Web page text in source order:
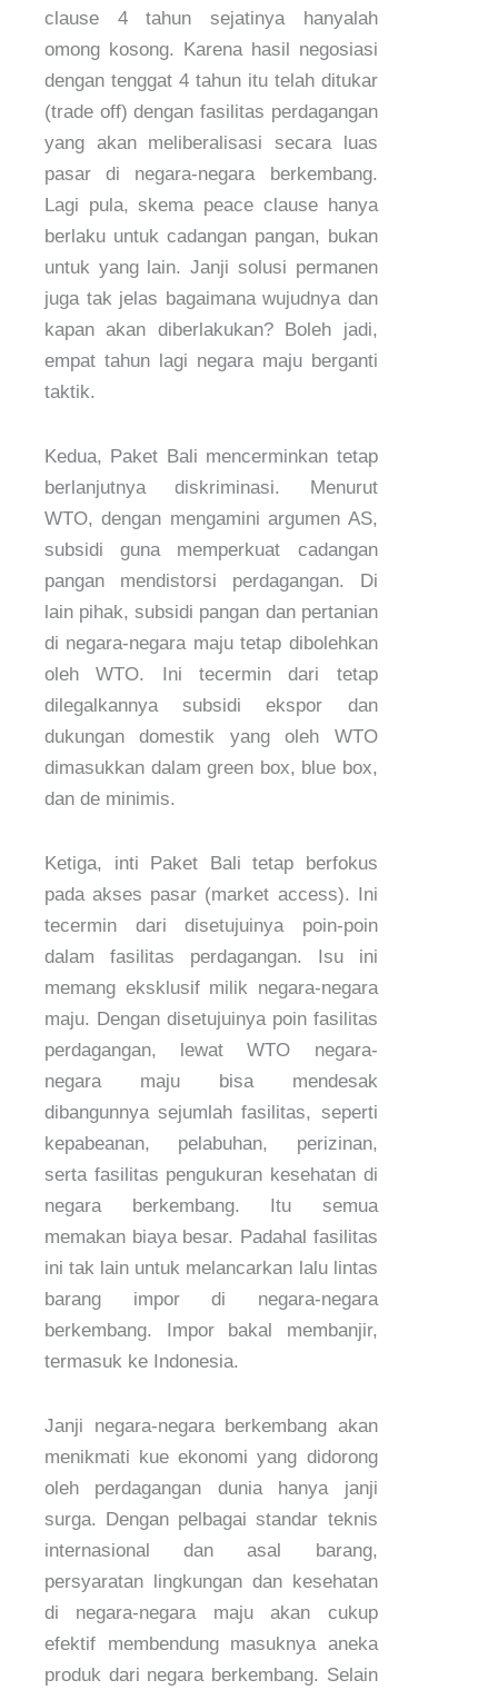
clause 4 tahun sejatinya hanyalah
omong kosong. Karena hasil negosiasi
dengan tenggat 4 tahun itu telah ditukar
(trade off) dengan fasilitas perdagangan
yang akan meliberalisasi secara luas
pasar di negara-negara berkembang.
Lagi pula, skema peace clause hanya
berlaku untuk cadangan pangan, bukan
untuk yang lain. Janji solusi permanen
juga tak jelas bagaimana wujudnya dan
kapan akan diberlakukan? Boleh jadi,
empat tahun lagi negara maju berganti
taktik.
Kedua, Paket Bali mencerminkan tetap
berlanjutnya diskriminasi. Menurut
WTO, dengan mengamini argumen AS,
subsidi guna memperkuat cadangan
pangan mendistorsi perdagangan. Di
lain pihak, subsidi pangan dan pertanian
di negara-negara maju tetap dibolehkan
oleh WTO. Ini tecermin dari tetap
dilegalkannya subsidi ekspor dan
dukungan domestik yang oleh WTO
dimasukkan dalam green box, blue box,
dan de minimis.
Ketiga, inti Paket Bali tetap berfokus
pada akses pasar (market access). Ini
tecermin dari disetujuinya poin-poin
dalam fasilitas perdagangan. Isu ini
memang eksklusif milik negara-negara
maju. Dengan disetujuinya poin fasilitas
perdagangan, lewat WTO negara-
negara maju bisa mendesak
dibangunnya sejumlah fasilitas, seperti
kepabeanan, pelabuhan, perizinan,
serta fasilitas pengukuran kesehatan di
negara berkembang. Itu semua
memakan biaya besar. Padahal fasilitas
ini tak lain untuk melancarkan lalu lintas
barang impor di negara-negara
berkembang. Impor bakal membanjir,
termasuk ke Indonesia.
Janji negara-negara berkembang akan
menikmati kue ekonomi yang didorong
oleh perdagangan dunia hanya janji
surga. Dengan pelbagai standar teknis
internasional dan asal barang,
persyaratan lingkungan dan kesehatan
di negara-negara maju akan cukup
efektif membendung masuknya aneka
produk dari negara berkembang. Selain